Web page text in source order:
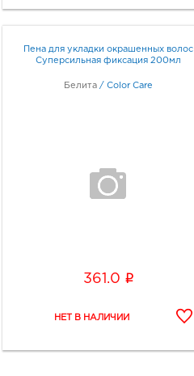
Пена для укладки окрашенных волос
Суперсильная фиксация 200мл
Белита / Color Care
361.0 i